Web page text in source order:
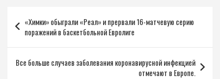
Навигация
по
записям
«Химки» обыграли «Реал» и прервали 16-матчевую серию
поражений в баскетбольной Евролиге
Все больше случаев заболевания коронавирусной инфекцией
отмечают в Европе.